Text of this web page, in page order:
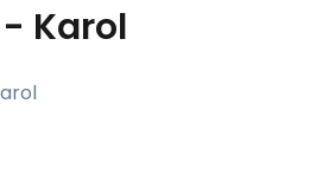
Karol